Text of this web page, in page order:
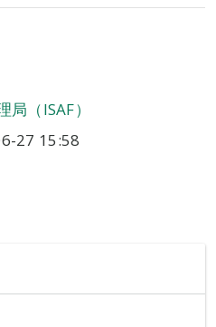
（ISAF）
27 15:58